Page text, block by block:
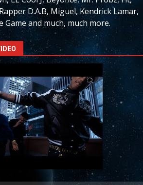
D.A.B, Miguel, Kendrick Lamar,
Game and much, much more.